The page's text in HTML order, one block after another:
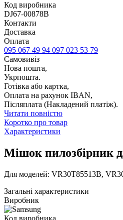
Код виробника
DJ67-00878B
Контакти
Доставка
Оплата
095 067 49 94 097 023 53 79
Самовивіз
Нова пошта,
Укрпошта.
Готівка або картка,
Оплата на рахунок IBAN,
Післяплата (Накладений платіж).
Читати повністю
Коротко про товар
Характеристики
Мішок пилозбірник
Для моделей: VR30T85513B,
Загальні характеристики
Виробник
Код виробника